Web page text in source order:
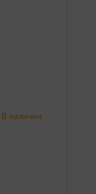
В наличии